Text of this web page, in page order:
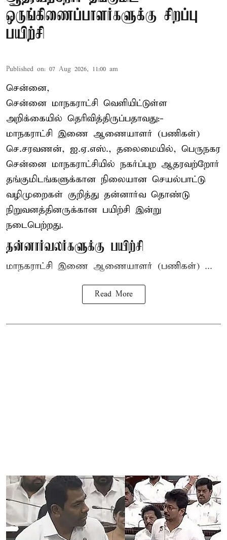
ஒருங்கிணைப்பாளர்களுக்கு சிறப்பு
பயிற்சி
Published on: 07 Aug 2026, 11:00 am
சென்னை,
சென்னை மாநகராட்சி வெளியிட்டுள்ள
அறிக்கையில் தெரிவித்திருப்பதாவது:-
மாநகராட்சி இணை ஆணையாளர் (பணிகள்)
செ.சரவணன், ஐ.ஏ.எஸ்., தலைமையில், பெருநகர
சென்னை மாநகராட்சியில் நகர்ப்புற ஆதரவற்றோர்
தங்குமிடங்களுக்கான நிலையான செயல்பாட்டு
வழிமுறைகள் குறித்து தன்னார்வ தொண்டு
நிறுவனத்தினருக்கான பயிற்சி இன்று
நடைபெற்றது.
தன்னார்வலர்களுக்கு பயிற்சி
மாநகராட்சி இணை ஆணையாளர் (பணிகள்) ...
Read More